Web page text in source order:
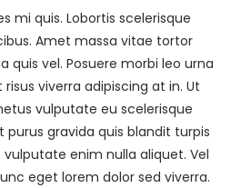
mi quis. Lobortis scelerisque
Amet massa vitae tortor
quis vel. Posuere morbi leo urna
viverra adipiscing at in. Ut
vulputate eu scelerisque
purus gravida quis blandit turpis
enim nulla aliquet. Vel
eget lorem dolor sed viverra.